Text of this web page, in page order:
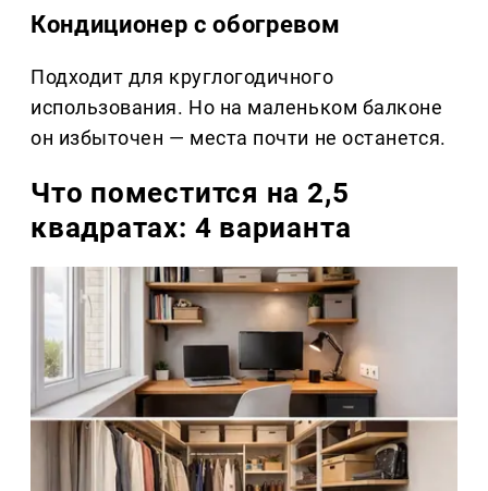
Кондиционер с обогревом
Подходит для круглогодичного
использования. Но на маленьком балконе
он избыточен — места почти не останется.
Что поместится на 2,5
квадратах: 4 варианта